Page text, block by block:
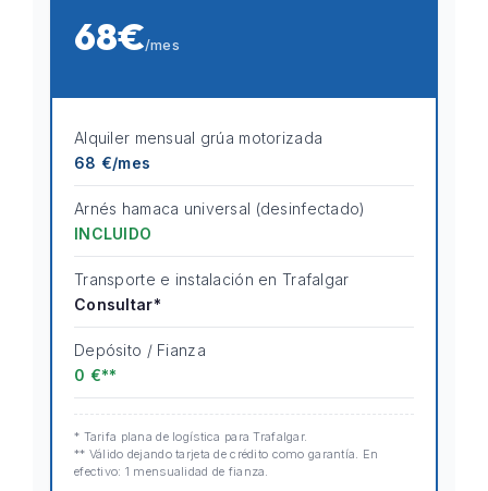
68€/mes
Alquiler mensual grúa motorizada
68 €/mes
Arnés hamaca universal (desinfectado)
INCLUIDO
Transporte e instalación en Trafalgar
Consultar*
Depósito / Fianza
0 €**
* Tarifa plana de logística para Trafalgar.
** Válido dejando tarjeta de crédito como garantía. En
efectivo: 1 mensualidad de fianza.